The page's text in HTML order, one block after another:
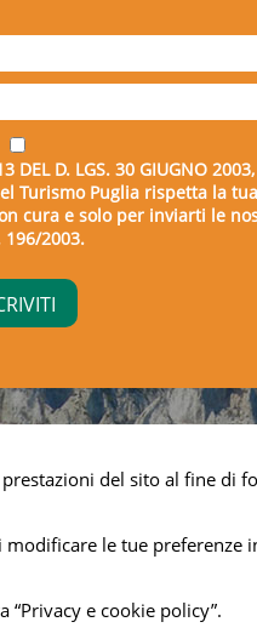
DEL D. LGS. 30 GIUGNO
Turismo Puglia rispetta la
e solo per inviarti le
196/2003.
& cookie
Elabora Next
del sito al fine di
modificare le tue preferenze
e cookie policy”.